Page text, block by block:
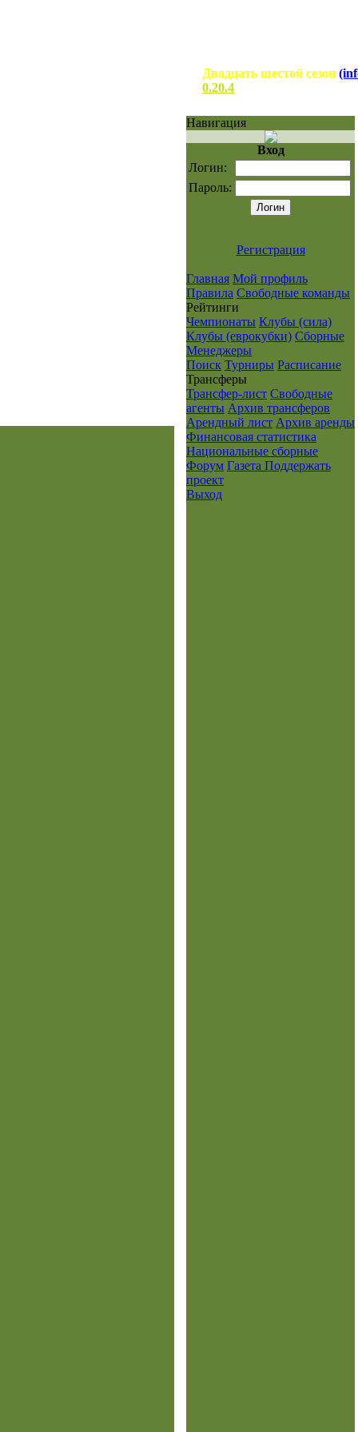
Двадцать шестой сезон
0.20.4
Навигация
Вход
Логин:
Пароль:
Регистрация
Главная Мой профиль
Правила Свободные команды
Рейтинги
Чемпионаты Клубы (сила)
Клубы (еврокубки) Сборные
Менеджеры
Поиск Турниры Расписание
Транcферы
Трансфер-лист Свободные
агенты Архив трансферов
Арендный лист Архив аренды
Финансовая статистика
Национальные сборные
Форум Газета Поддержать
проект
Выход